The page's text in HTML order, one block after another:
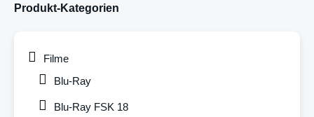
Produkt-Kategorien
Filme
Blu-Ray
Blu-Ray FSK 18